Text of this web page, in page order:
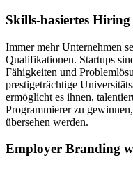
Skills-basiertes
Immer mehr Unternehmen
Qualifikationen. Startups
Fähigkeiten und
prestigeträchtige
ermöglicht es ihnen,
Programmierer zu
übersehen werden.
Employer Branding